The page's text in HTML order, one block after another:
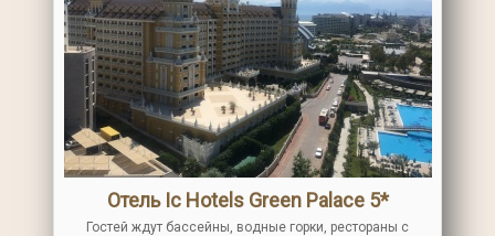
Отель Ic Hotels Green Palace 5*
Гостей ждут бассейны, водные горки, рестораны с